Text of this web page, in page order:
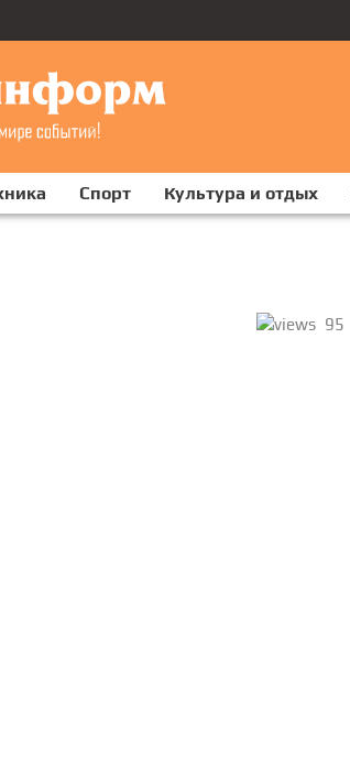
Спорт Культура и отдых
95